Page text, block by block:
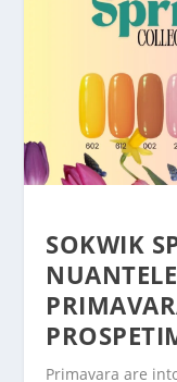
SOKWIK
Primavara are